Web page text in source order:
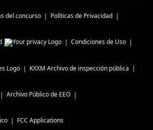
del concurso Políticas de Privacidad
Condiciones de Uso
KXXM Archivo de inspección pública
Archivo Público de EEO
FCC Applications